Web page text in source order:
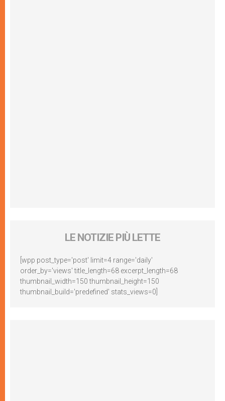
LE NOTIZIE PIÙ LETTE
[wpp post_type='post' limit=4 range='daily'
order_by='views' title_length=68 excerpt_length=68
thumbnail_width=150 thumbnail_height=150
thumbnail_build='predefined' stats_views=0]